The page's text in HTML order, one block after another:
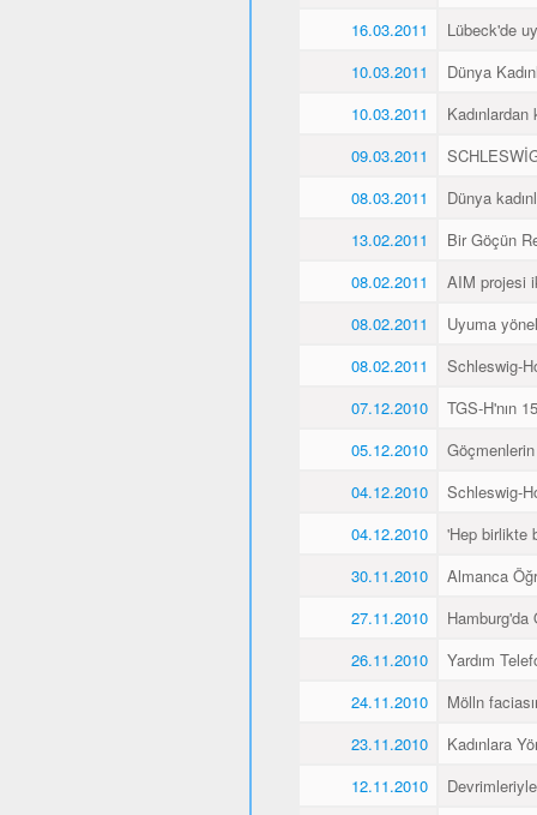
16.03.2011
Lübeck'de
10.03.2011
Dünya
10.03.2011
Kadınlardan
09.03.2011
08.03.2011
Dünya
13.02.2011
Bir Göçün
08.02.2011
AIM projesi
08.02.2011
Uyuma
08.02.2011
Schleswig-
07.12.2010
TGS-H'nın
05.12.2010
04.12.2010
Schleswig-
04.12.2010
'Hep birlikte
30.11.2010
Almanca
27.11.2010
Hamburg'da
26.11.2010
Yardım
24.11.2010
Mölln
23.11.2010
Kadınlara
12.11.2010